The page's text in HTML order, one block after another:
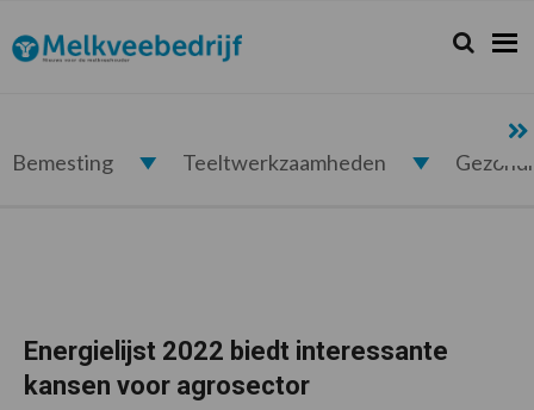
de
hoofdnavigatie
de
hoofd
de
eerste
de
voettekst
Melkveebedrijf.nl Zoeken...
Zoek
Bemesting Teeltwerkzaamheden
Energielijst 2022 biedt interessante
kansen voor agrosector